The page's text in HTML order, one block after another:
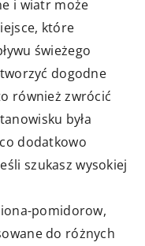
i wiatr może
które
świeżego
dogodne
również zwrócić
była
dodatkowo
szukasz wysokiej
pomidorow,
do różnych